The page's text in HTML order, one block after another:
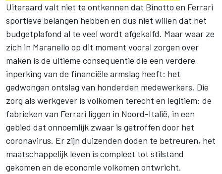
Uiteraard valt niet te ontkennen dat Binotto en Ferrari
sportieve belangen hebben en dus niet willen dat het
budgetplafond al te veel wordt afgekalfd. Maar waar ze
zich in Maranello op dit moment vooral zorgen over
maken is de ultieme consequentie die een verdere
inperking van de financiële armslag heeft: het
gedwongen ontslag van honderden medewerkers. Die
zorg als werkgever is volkomen terecht en legitiem: de
fabrieken van Ferrari liggen in Noord-Italië, in een
gebied dat onnoemlijk zwaar is getroffen door het
coronavirus. Er zijn duizenden doden te betreuren, het
maatschappelijk leven is compleet tot stilstand
gekomen en de economie volkomen ontwricht.